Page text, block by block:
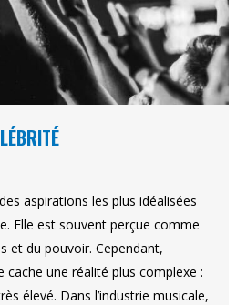
aspirations les plus idéalisées
Elle est souvent perçue comme
et du pouvoir. Cependant,
cache une réalité plus complexe :
élevé. Dans l’industrie musicale,